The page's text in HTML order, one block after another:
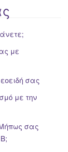
με
σας
με την
σας